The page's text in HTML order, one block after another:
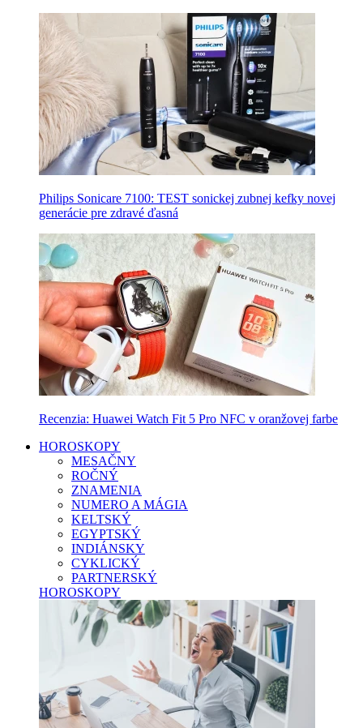
Philips Sonicare 7100: TEST sonickej zubnej kefky novej
generácie pre zdravé ďasná
Recenzia: Huawei Watch Fit 5 Pro NFC v oranžovej farbe
HOROSKOPY
MESAČNY
ROČNÝ
ZNAMENIA
NUMERO A MÁGIA
KELTSKÝ
EGYPTSKÝ
INDIÁNSKY
CYKLICKÝ
PARTNERSKÝ
HOROSKOPY